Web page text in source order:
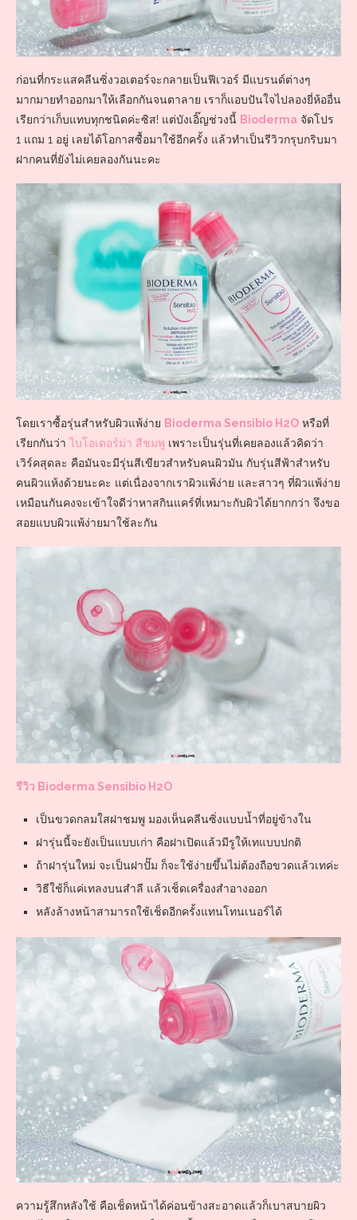
ก่อนที่กระแสคลีนซิ่งวอเตอร์จะกลายเป็นฟีเวอร์ มีแบรนด์ต่างๆ
มากมายทำออกมาให้เลือกกันจนตาลาย เราก็แอบปันใจไปลองยี่ห้ออื่น
เรียกว่าเก็บแทบทุกชนิดค่ะซิส! แต่บังเอิ๊ญช่วงนี้ Bioderma จัดโปร
1 แถม 1 อยู่ เลยได้โอกาสซื้อมาใช้อีกครั้ง แล้วทำเป็นรีวิวกรุบกริบมา
ฝากคนที่ยังไม่เคยลองกันนะคะ
โดยเราซื้อรุ่นสำหรับผิวแพ้ง่าย Bioderma Sensibio H2O หรือที่
เรียกกันว่า ไบโอเดอร์ม่า สีชมพู เพราะเป็นรุ่นที่เคยลองแล้วคิดว่า
เวิร์คสุดละ คือมันจะมีรุ่นสีเขียวสำหรับคนผิวมัน กับรุ่นสีฟ้าสำหรับ
คนผิวแห้งด้วยนะคะ แต่เนื่องจากเราผิวแพ้ง่าย และสาวๆ ที่ผิวแพ้ง่าย
เหมือนกันคงจะเข้าใจดีว่าหาสกินแคร์ที่เหมาะกับผิวได้ยากกว่า จึงขอ
สอยแบบผิวแพ้ง่ายมาใช้ละกัน
รีวิว Bioderma Sensibio H2O
เป็นขวดกลมใสฝาชมพู มองเห็นคลีนซิ่งแบบน้ำที่อยู่ข้างใน
ฝารุ่นนี้จะยังเป็นแบบเก่า คือฝาเปิดแล้วมีรูให้เทแบบปกติ
ถ้าฝารุ่นใหม่ จะเป็นฝาปั๊ม ก็จะใช้ง่ายขึ้นไม่ต้องถือขวดแล้วเทค่ะ
วิธีใช้ก็แค่เทลงบนสำลี แล้วเช็ดเครื่องสำอางออก
หลังล้างหน้าสามารถใช้เช็ดอีกครั้งแทนโทนเนอร์ได้
ความรู้สึกหลังใช้ คือเช็ดหน้าได้ค่อนข้างสะอาดแล้วก็เบาสบายผิว